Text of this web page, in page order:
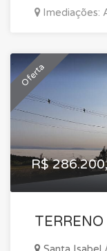
Imediações:
Oferta
R$